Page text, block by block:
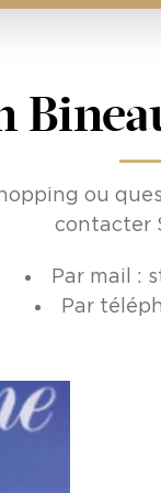
ou
contacter
Par mail :
Par